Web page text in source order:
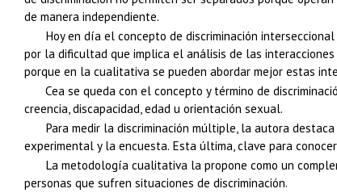
de manera independiente.
Hoy en día el concepto de discriminación
por la dificultad que implica el análisis de las
porque en la cualitativa se pueden abordar mejor estas
Cea se queda con el concepto y término de
creencia, discapacidad, edad u orientación sexual.
Para medir la discriminación múltiple, la autora
experimental y la encuesta. Esta última, clave para
La metodología cualitativa la propone como un
personas que sufren situaciones de discriminación.